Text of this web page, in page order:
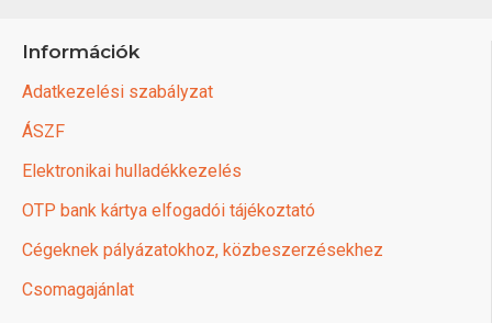
Információk
Adatkezelési szabályzat
ÁSZF
Elektronikai hulladékkezelés
OTP bank kártya elfogadói tájékoztató
Cégeknek pályázatokhoz, közbeszerzésekhez
Csomagajánlat